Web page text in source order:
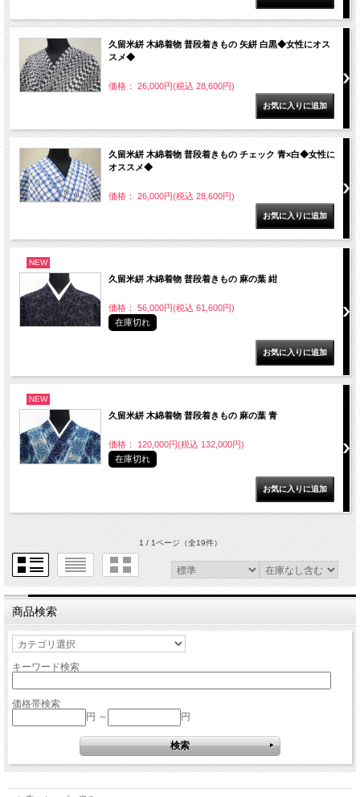
久留米絣 木綿着物 普段着きもの 矢絣 白黒◆女性にオス
スメ◆
価格： 26,000円(税込 28,600円)
久留米絣 木綿着物 普段着きもの チェック 青×白◆女性に
オススメ◆
価格： 26,000円(税込 28,600円)
NEW
久留米絣 木綿着物 普段着きもの 麻の葉 紺
価格： 56,000円(税込 61,600円)
在庫切れ
NEW
久留米絣 木綿着物 普段着きもの 麻の葉 青
価格： 120,000円(税込 132,000円)
在庫切れ
1 / 1ページ（全19件）
商品検索
キーワード検索
価格帯検索
円 ～
円